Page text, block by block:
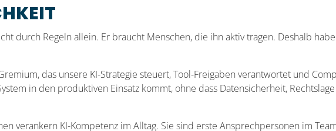
durch Regeln allein. Er braucht Menschen, die ihn aktiv tragen. Deshalb
das unsere KI-Strategie steuert, Tool-Freigaben verantwortet und
in den produktiven Einsatz kommt, ohne dass Datensicherheit,
verankern KI-Kompetenz im Alltag. Sie sind erste Ansprechpersonen im